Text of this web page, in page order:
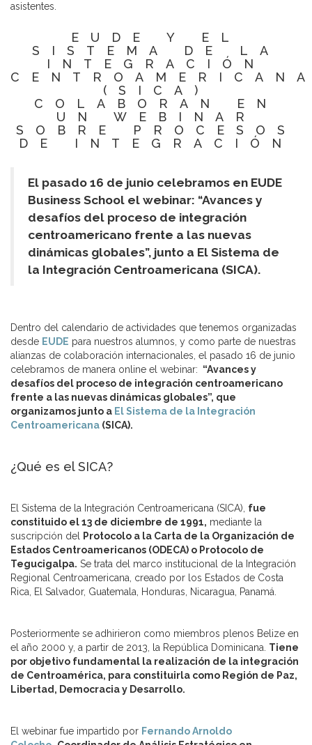
asistentes.
EUDE Y EL
SISTEMA DE LA
INTEGRACIÓN
(SICA)
COLABORAN EN
UN WEBINAR
SOBRE PROCESOS
DE INTEGRACIÓN
El pasado 16 de junio celebramos en EUDE
Business School el webinar: “Avances y
desafíos del proceso de integración
centroamericano frente a las nuevas
dinámicas globales”, junto a El Sistema de
la Integración Centroamericana (SICA).
Dentro del calendario de actividades que tenemos organizadas
desde EUDE para nuestros alumnos, y como parte de nuestras
alianzas de colaboración internacionales, el pasado 16 de junio
celebramos de manera online el webinar: “Avances y
desafíos del proceso de integración centroamericano
frente a las nuevas dinámicas globales”, que
organizamos junto a El Sistema de la Integración
Centroamericana (SICA).
¿Qué es el SICA?
El Sistema de la Integración Centroamericana (SICA), fue
constituido el 13 de diciembre de 1991, mediante la
suscripción del
Protocolo a la Carta de la Organización de
Estados Centroamericanos (ODECA) o Protocolo de
Tegucigalpa. Se trata del marco institucional de la Integración
Regional Centroamericana, creado por los Estados de Costa
Rica, El Salvador, Guatemala, Honduras, Nicaragua, Panamá.
Posteriormente se adhirieron como miembros plenos Belize en
el año 2000 y, a partir de 2013, la República Dominicana. Tiene
por objetivo fundamental la realización de la integración
de Centroamérica, para constituirla como Región de Paz,
Libertad, Democracia y Desarrollo.
El webinar fue impartido por Fernando Arnoldo